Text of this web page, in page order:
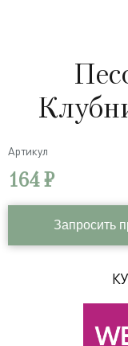
Артикул
164 ₽
Запросить